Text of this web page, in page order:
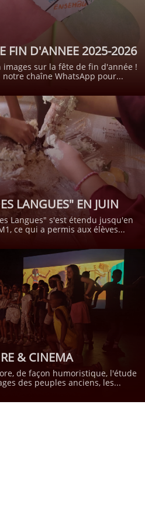
FIN D'ANNEE 2025-2026
images sur la fête de fin d'année !
notre chaîne WhatsApp pour...
LANGUES" EN JUIN
Langues" s'est étendu jusqu'en
ce qui a permis aux élèves...
& CINEMA
de façon humoristique, l'étude
des peuples anciens, les...